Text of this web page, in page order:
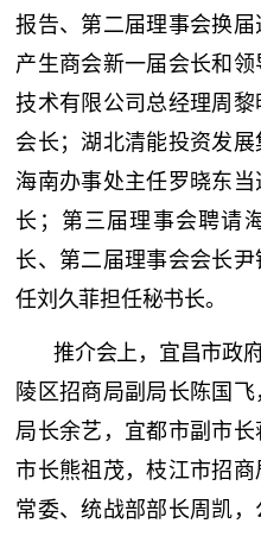
报告、第二届理事会换
产生商会新一届会长和
技术有限公司总经理周
会长；湖北清能投资发
海南办事处主任罗晓东
长；第三届理事会聘请
长、第二届理事会会长
任刘久菲担任秘书长。
推介会上，宜昌市政
陵区招商局副局长陈国
局长余艺，宜都市副市
市长熊祖茂，枝江市招
常委、统战部部长周凯